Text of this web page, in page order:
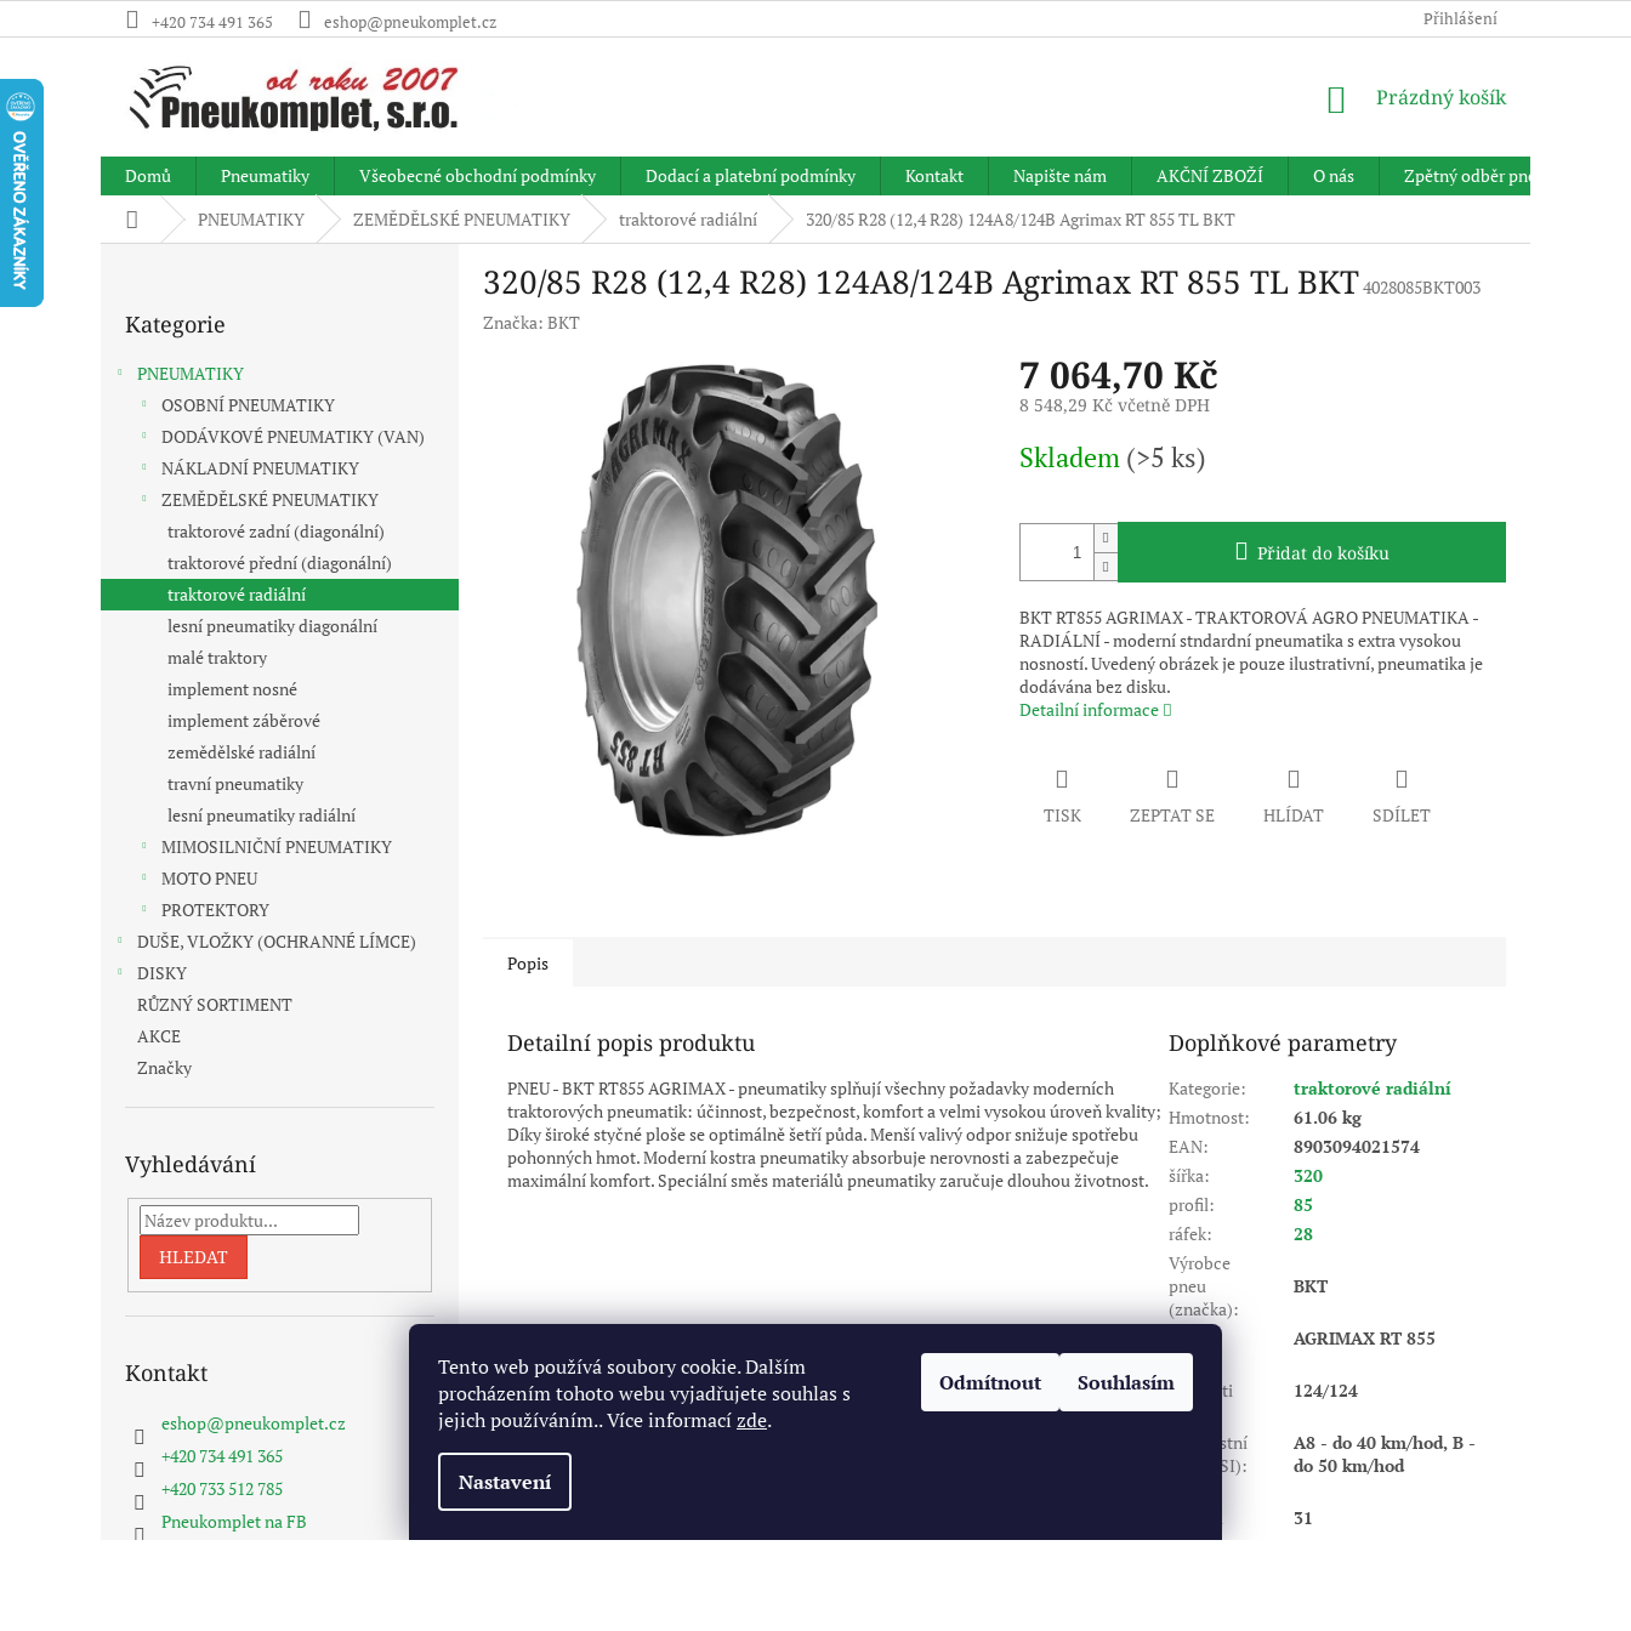
Tento web používá soubory cookie. Dalším
procházením tohoto webu vyjadřujete souhlas s
jejich používáním.. Více informacízde.
Nastavení
Odmítnout Souhlasím
na
+420 734 491 365 eshop@pneukomplet.cz Přihlášení
NÁKUPNÍ
Prázdný košík
Domů Pneumatiky Všeobecné obchodní podmínky Dodací a platební podmínky Kontakt Napište nám AKČNÍ ZBOŽÍ O nás
Zpětný odběr pneumatik
Domů PNEUMATIKY ZEMĚDĚLSKÉ PNEUMATIKY traktorové radiální 320/85 R28 (12,4 R28) 124A8/124B Agrimax RT 855 TL BKT
e
l
kategorie
Kategorie
PNEUMATIKY
OSOBNÍ PNEUMATIKY
DODÁVKOVÉ PNEUMATIKY (VAN)
NÁKLADNÍ PNEUMATIKY
ZEMĚDĚLSKÉ PNEUMATIKY
traktorové zadní (diagonální)
traktorové přední (diagonální)
traktorové radiální
lesní pneumatiky diagonální
malé traktory
implement nosné
implement záběrové
zemědělské radiální
travní pneumatiky
lesní pneumatiky radiální
MIMOSILNIČNÍ PNEUMATIKY
MOTO PNEU
PROTEKTORY
DUŠE, VLOŽKY (OCHRANNÉ LÍMCE)
DISKY
RŮZNÝ SORTIMENT
AKCE
Značky
Vyhledávání
HLEDAT
Kontakt
eshop@pneukomplet.cz
+420 734 491 365
+420 733 512 785
Pneukomplet na FB
320/85 R28 (12,4 R28) 124A8/124B Agrimax RT 855 TL BKT4028085BKT003
Značka: BKT
7 064,70 Kč
8 548,29 Kč včetně DPH
cena:
Skladem (>5 ks)
Přidat do košíku
BKT RT855 AGRIMAX - TRAKTOROVÁ AGRO PNEUMATIKA -
RADIÁLNÍ - moderní stndardní pneumatika s extra vysokou
nosností. Uvedený obrázek je pouze ilustrativní, pneumatika je
dodávána bez disku.
Detailní informace
TISK ZEPTAT SE HLÍDAT SDÍLET
Popis
Detailní popis produktu
PNEU - BKT RT855 AGRIMAX - pneumatiky splňují všechny požadavky moderních
traktorových pneumatik: účinnost, bezpečnost, komfort a velmi vysokou úroveň kvality;
Díky široké styčné ploše se optimálně šetří půda. Menší valivý odpor snižuje spotřebu
pohonných hmot. Moderní kostra pneumatiky absorbuje nerovnosti a zabezpečuje
maximální komfort. Speciální směs materiálů pneumatiky zaručuje dlouhou životnost.
Doplňkové parametry
Kategorie:
traktorové radiální
Hmotnost:
61.06 kg
EAN:
8903094021574
šířka:
320
profil:
85
ráfek:
28
Výrobce
pneu
(značka):
BKT
:
AGRIMAX RT 855
nosnosti
(LI)
124/124
Rychlostní
index (SI):
A8 - do 40 km/hod, B -
do 50 km/hod
dezénu
(mm):
31